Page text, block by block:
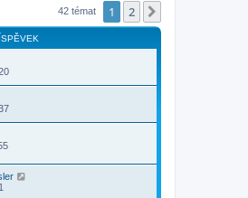
42 témat 1 2